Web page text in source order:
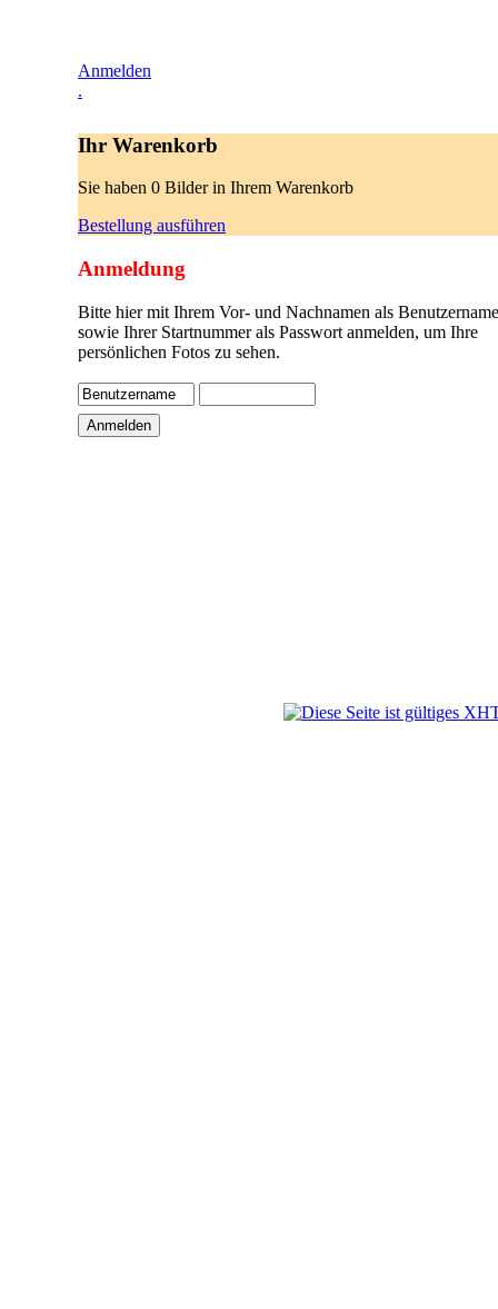
Anmelden
.
Ihr Warenkorb
Sie haben 0 Bilder in Ihrem Warenkorb
Bestellung ausführen
Anmeldung
Bitte hier mit Ihrem Vor- und Nachnamen als
sowie Ihrer Startnummer als Passwort anmelden, um Ihre
persönlichen Fotos zu sehen.